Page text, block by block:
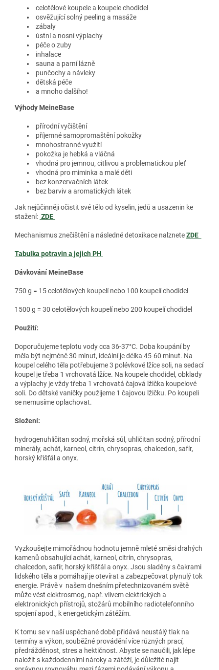
celotělové koupele a koupele chodidel
osvěžující solný peeling a masáže
zábaly
ústní a nosní výplachy
péče o zuby
inhalace
sauna a parní lázně
punčochy a návleky
dětská péče
a mnoho dalšího!
Výhody MeineBase
přírodní vyčištění
příjemné samopromaštění pokožky
mnohostranné využití
pokožka je hebká a vláčná
vhodná pro jemnou, citlivou a problematickou pleť
vhodná pro miminka a malé děti
bez konzervačních látek
bez barviv a aromatických látek
Jak nejůčinněji očistit své tělo od kyselin, jedů a usazenin ke
stažení: ZDE
Mechanismus znečištění a následné detoxikace nalzneteZDE
Tabulka potravin a jejich PH
Dávkování MeineBase
750 g = 15 celotělových koupelí nebo 100 koupelí chodidel
1500 g = 30 celotělových koupelí nebo 200 koupelí chodidel
Použití:
Doporučujeme teplotu vody cca 36-37°C. Doba koupání by
měla být nejméně 30 minut, ideální je délka 45-60 minut. Na
koupel celého těla potřebujeme 3 polévkové lžíce soli, na sedací
koupel je třeba 1 vrchovatá lžíce. Na koupele chodidel, obklady
a výplachy je vždy třeba 1 vrchovatá čajová lžička koupelové
soli. Do dětské vaničky použijeme 1 čajovou lžičku. Po koupeli
se nemusíme oplachovat.
Složení:
hydrogenuhličitan sodný, mořská sůl, uhličitan sodný, přírodní
minerály, achát, karneol, citrín, chrysopras, chalcedon, safír,
horský křišťál a onyx.
Vyzkoušejte mimořádnou hodnotu jemně mleté směsi drahých
kamenů obsahující achát, karneol, citrín, chrysopras,
chalcedon, safír, horský křišťál a onyx. Jsou sladěny s čakrami
lidského těla a pomáhají je otevírat a zabezpečovat plynulý tok
energie. Právě v našem dnešním přetechnizovaném světě
může vést elektrosmog, např. vlivem elektrických a
elektronických přístrojů, stožárů mobilního radiotelefonního
spojení apod., k energetickým zátěžím.
K tomu se v naší uspěchané době přidává neustálý tlak na
termíny a výkon, souběžné provádění více různých prací,
předrážděnost, stres a hektičnost. Abyste se naučili, jak lépe
naložit s každodenními nároky a zátěží, je důležité najít